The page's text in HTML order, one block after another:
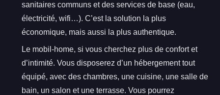
sanitaires communs et des services de base (eau,
électricité, wifi…). C’est la solution la plus
économique, mais aussi la plus authentique.
Le mobil-home, si vous cherchez plus de confort et
d’intimité. Vous disposerez d’un hébergement tout
équipé, avec des chambres, une cuisine, une salle de
bain, un salon et une terrasse. Vous pourrez